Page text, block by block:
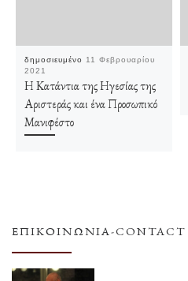
δημοσιευμένο 11 Φεβρουαρίου
2021
Η Κατάντια της Ηγεσίας της
Αριστεράς και ένα Προσωπικό
Μανιφέστο
ΕΠΙΚΟΙΝΩΝΊΑ-CONTACT